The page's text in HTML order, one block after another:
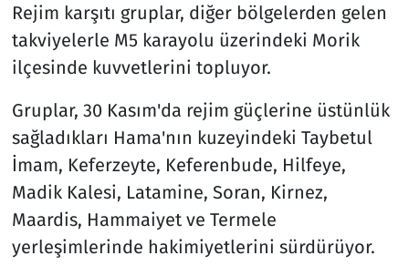
Rejim karşıtı gruplar, diğer bölgelerden gelen
takviyelerle M5 karayolu üzerindeki Morik
ilçesinde kuvvetlerini topluyor.
Gruplar, 30 Kasım'da rejim güçlerine üstünlük
sağladıkları Hama'nın kuzeyindeki Taybetul
İmam, Keferzeyte, Keferenbude, Hilfeye,
Madik Kalesi, Latamine, Soran, Kirnez,
Maardis, Hammaiyet ve Termele
yerleşimlerinde hakimiyetlerini sürdürüyor.